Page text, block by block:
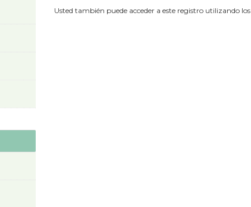
Usted también puede acceder a este registro utilizando los